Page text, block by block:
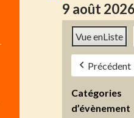
9 août 2026
Vue enListe
Précédent
Catégories
d’évènement